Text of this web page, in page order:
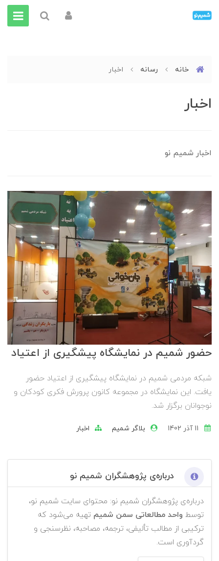
خانه رسانه اخبار
اخبار
اخبار شمیم نو
حضور شمیم در نمایشگاه پیشگیری از اعتیاد
شبکه مردمی شمیم در نمایشگاه پیشگیری از اعتیاد حضور
یافت. این نمایشگاه در مجموعه کانون پرورش فکری کودکان و
نوجوانان برگزار شد.
بلاگر شمیم اخبار
درباره‌ی پژوهشگران شمیم نو
درباره‌ی پژوهشگران شمیم نو: محتوای سایت شمیم نو،
توسط واحد مطالعاتی سمن شمیم تهیه می‌شود که
ترکیبی از مطالب تألیفی، ترجمه، مصاحبه، نظرسنجی و
گردآوری است.